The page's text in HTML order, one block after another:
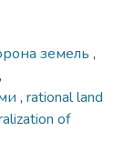
земель ,
,
, rational land
of